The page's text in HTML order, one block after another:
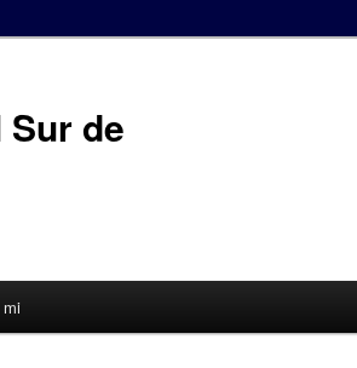
de